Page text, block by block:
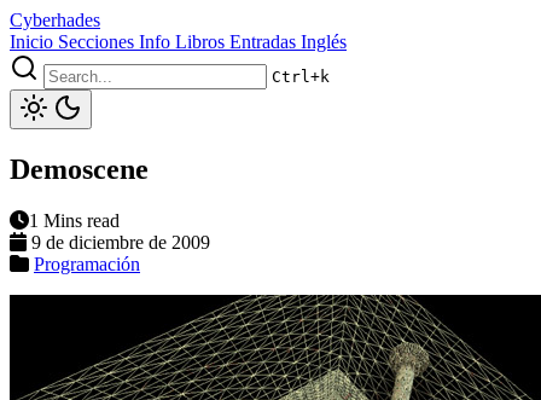
Cyberhades
Inicio Secciones Info Libros Entradas Inglés
Ctrl+k
Demoscene
1 Mins read
9 de diciembre de 2009
Programación